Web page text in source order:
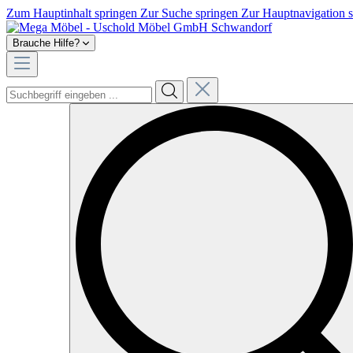
Zum Hauptinhalt springen Zur Suche springen Zur Hauptnavigation
Brauche Hilfe?